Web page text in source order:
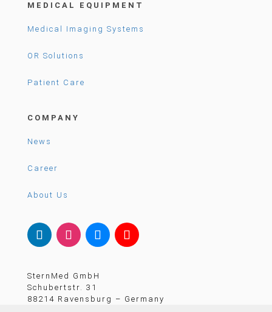
MEDICAL EQUIPMENT
Medical Imaging Systems
OR Solutions
Patient Care
COMPANY
News
Career
About Us
SternMed GmbH
Schubertstr. 31
88214 Ravensburg – Germany